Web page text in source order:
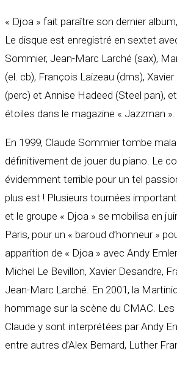
« Djoa » fait paraître son dernier
Le disque est enregistré en sextet
Sommier, Jean-Marc Larché (sax),
(el. cb), François Laizeau (dms),
(perc) et Annise Hadeed (Steel pan),
étoiles dans le magazine « Jazzman ».
En 1999, Claude Sommier tombe
définitivement de jouer du piano. Le
évidemment terrible pour un tel
plus est ! Plusieurs tournées
et le groupe « Djoa » se mobilisa en
Paris, pour un « baroud d’honneur »
apparition de « Djoa » avec Andy
Michel Le Bevillon, Xavier Desandre,
Jean-Marc Larché. En 2001, la
hommage sur la scène du CMAC.
Claude y sont interprétées par Andy
entre autres d’Alex Bernard, Luther